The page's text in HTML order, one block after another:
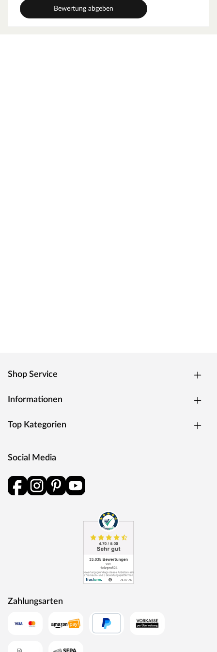
Bewertung abgeben
Shop Service
Informationen
Top Kategorien
Social Media
Zahlungsarten